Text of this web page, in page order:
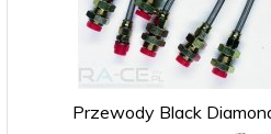
Przewody Black